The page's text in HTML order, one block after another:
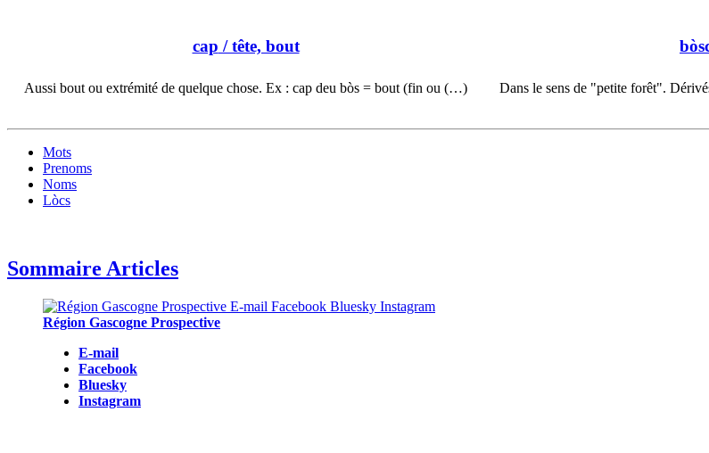
cap / tête, bout
Aussi bout ou extrémité de quelque chose. Ex : cap deu bòs = bout (fin ou (…) Dans le sens de "petite forêt".
Mots
Prenoms
Noms
Lòcs
Sommaire Articles
Région Gascogne Prospective
E-mail
Facebook
Bluesky
Instagram